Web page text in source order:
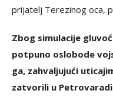
prijatelj Terezinog oca,
Zbog simulacije
potpuno oslobode
ga, zahvaljujući
zatvorili u